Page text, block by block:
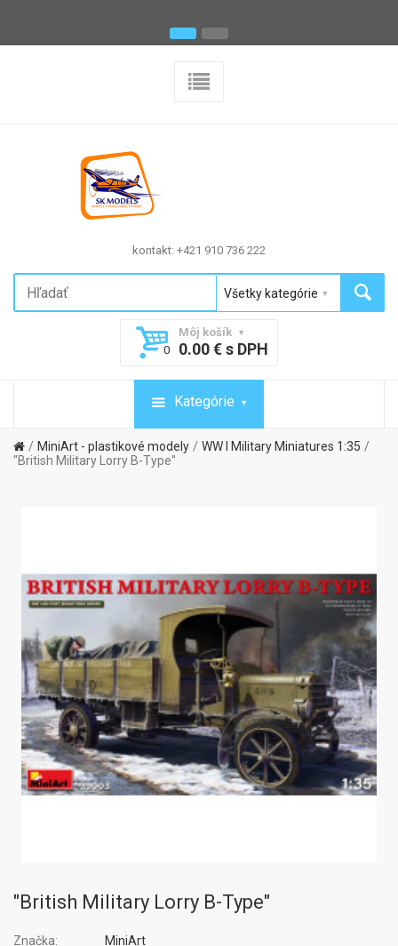
kontakt: +421 910 736 222
Môj košík
0
0.00 € s DPH
Kategórie
MiniArt - plastikové modely
WW I Military Miniatures 1:35
"British Military Lorry B-Type"
"British Military Lorry B-Type"
Značka:
MiniArt